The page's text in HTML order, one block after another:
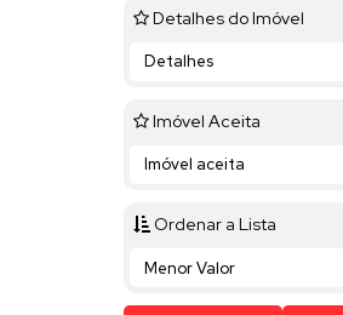
Detalhes do Imóvel
Detalhes
Imóvel Aceita
Imóvel aceita
Ordenar a Lista